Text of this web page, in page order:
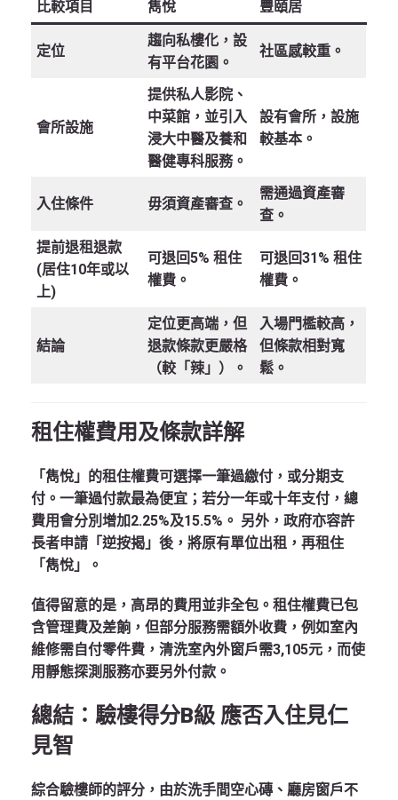
比較項目 雋悅 豐頤居
定位
趨向私樓化，設
有平台花園。
社區感較重。
會所設施
提供私人影院、
中菜館，並引入
浸大中醫及養和
醫健專科服務。
設有會所，設施
較基本。
入住條件 毋須資產審查。
需通過資產審
查。
提前退租退款
(居住10年或以
上)
可退回5% 租住
權費。
可退回31% 租住
權費。
結論
定位更高端，但
退款條款更嚴格
（較「辣」）。
入場門檻較高，
但條款相對寬
鬆。
租住權費用及條款詳解
「雋悅」的租住權費可選擇一筆過繳付，或分期支
付。一筆過付款最為便宜；若分一年或十年支付，總
費用會分別增加2.25%及15.5%。 另外，政府亦容許
長者申請「逆按揭」後，將原有單位出租，再租住
「雋悅」。
值得留意的是，高昂的費用並非全包。租住權費已包
含管理費及差餉，但部分服務需額外收費，例如室內
維修需自付零件費，清洗室內外窗戶需3,105元，而使
用靜態探測服務亦要另外付款。
總結：驗樓得分B級 應否入住見仁
見智
綜合驗樓師的評分，由於洗手間空心磚、廳房窗戶不